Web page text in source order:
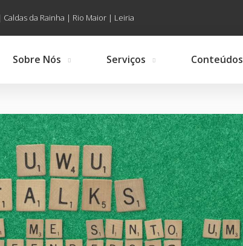
Caldas da Rainha | Rio Maior | Leiria
Sobre Nós Serviços Conteúdos